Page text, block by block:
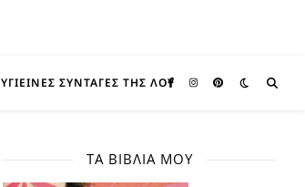
ΥΓΙΕΙΝΈΣ ΣΥΝΤΑΓΈΣ ΤΗΣ ΛΟΥ
ΤΑ ΒΙΒΛΊΑ ΜΟΥ